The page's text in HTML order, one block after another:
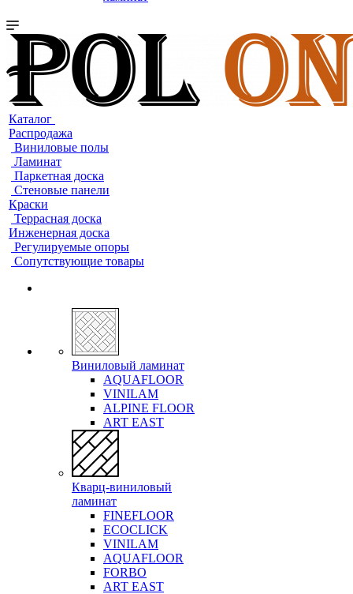
Каталог
Распродажа
Виниловые полы
Ламинат
Паркетная доска
Стеновые панели
Краски
Террасная доска
Инженерная доска
Регулируемые опоры
Сопутствующие товары
Виниловый ламинат
AQUAFLOOR
VINILAM
ALPINE FLOOR
ART EAST
Кварц-виниловый
ламинат
FINEFLOOR
ECOCLICK
VINILAM
AQUAFLOOR
FORBO
ART EAST